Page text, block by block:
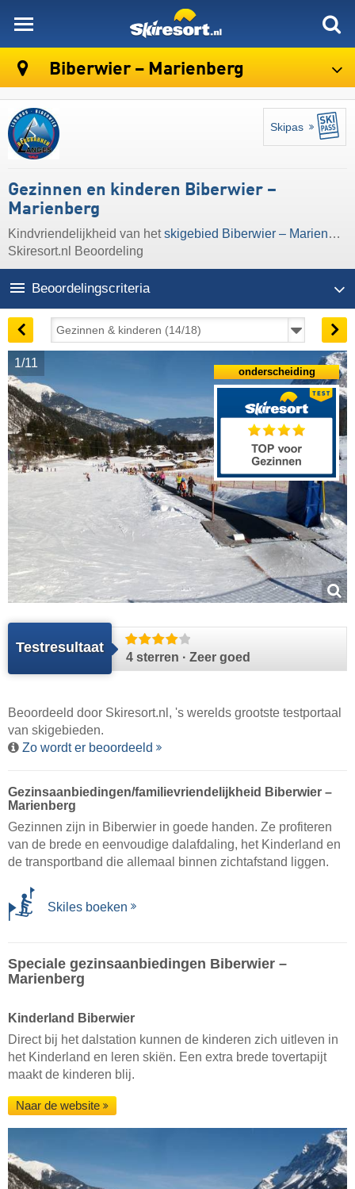
Biberwier – Marienberg
Skipas
Gezinnen en kinderen Biberwier –
Marienberg
Kindvriendelijkheid van hetskigebied Biberwier – Marienberg
Skiresort.nl Beoordeling
Beoordelingscriteria
1/11
Testresultaat
4 sterren · Zeer goed
onderscheiding
Beoordeeld door Skiresort.nl , 's werelds grootste testportaal
van skigebieden.
Zo wordt er beoordeeld
Gezinsaanbiedingen/familievriendelijkheid Biberwier –
Marienberg
Gezinnen zijn in Biberwier in goede handen. Ze profiteren
van de brede en eenvoudige dalafdaling, het Kinderland en
de transportband die allemaal binnen zichtafstand liggen.
Skiles boeken
Speciale gezinsaanbiedingen Biberwier –
Marienberg
Kinderland Biberwier
Direct bij het dalstation kunnen de kinderen zich uitleven in
het Kinderland en leren skiën. Een extra brede tovertapijt
maakt de kinderen blij.
Naar de website